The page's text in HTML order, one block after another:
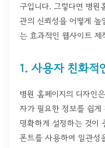
구입니다. 그렇다면 병원
관의 신뢰성을 어떻게 높
는 효과적인 웹사이트
1. 사용자 친화적
병원 홈페이지의 디자인
자가 필요한 정보를 쉽
명확하게 설정하는 것이
폰트를 사용하여 일관성